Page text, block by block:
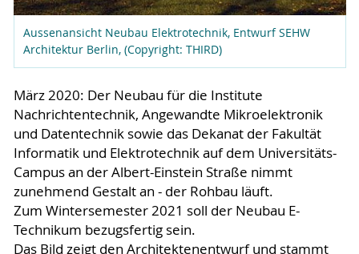
Aussenansicht Neubau Elektrotechnik, Entwurf SEHW
Architektur Berlin, (Copyright: THIRD)
März 2020: Der Neubau für die Institute
Nachrichtentechnik, Angewandte Mikroelektronik
und Datentechnik sowie das Dekanat der Fakultät
Informatik und Elektrotechnik auf dem Universitäts-
Campus an der Albert-Einstein Straße nimmt
zunehmend Gestalt an - der Rohbau läuft.
Zum Wintersemester 2021 soll der Neubau E-
Technikum bezugsfertig sein.
Das Bild zeigt den Architektenentwurf und stammt